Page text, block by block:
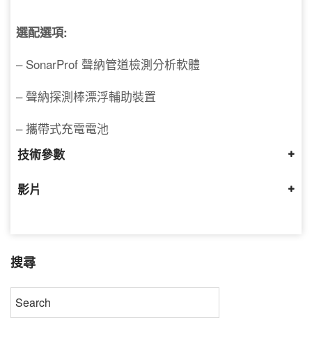
選配選項:
– SonarProf 聲納管道檢測分析軟體
– 聲納探測棒漂浮輔助裝置
– 攜帶式充電電池
技術參數
影片
搜尋